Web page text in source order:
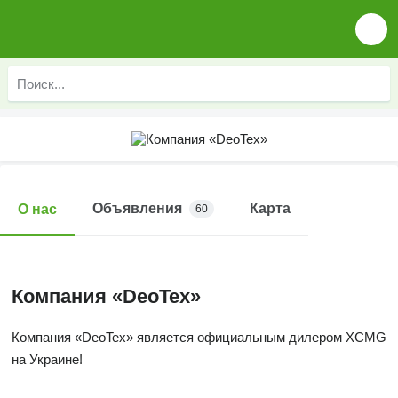
О нас Объявления 60 Карта
Компания «DeoTex»
Компания «DeoTex» является официальным дилером XCMG
на Украине!